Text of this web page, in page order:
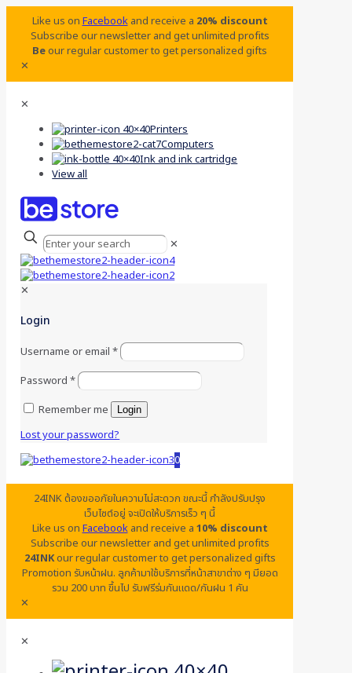
Like us onFacebookand receive a 20% discount
Subscribe our newsletter and get unlimited profits
Beour regular customer to get personalized gifts
✕
✕
Printers
Computers
Ink and ink cartridge
View all
✕
✕
Login
Username or email*
Password*
Remember me
Login
Lost your password?
0
24INK ต้องขออภัยในความไม่สะดวก ขณะนี้ กำลังปรับปรุง
เว็บไซต์อยู่ จะเปิดให้บริการเร็ว ๆ นี้
Like us onFacebookand receive a 10% discount
Subscribe our newsletter and get unlimited profits
24INKour regular customer to get personalized gifts
Promotion รับหน้าฝน. ลูกค้ามาใช้บริการที่หน้าสาขาต่าง ๆ มียอด
รวม 200 บาท ขึ้นไป รับฟรีร่มกันแดด/กันฝน 1 คัน
✕
✕